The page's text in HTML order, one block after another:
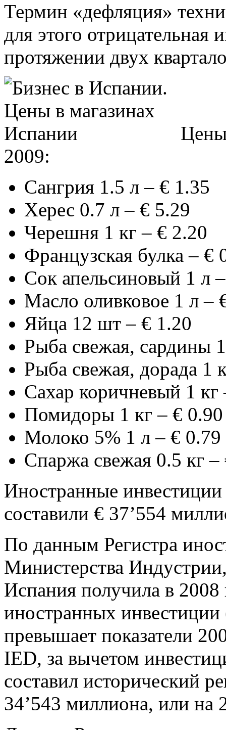
Термин «дефляция»
для этого
протяжении двух
2009:
Сангрия 1.5 л – € 1.35
Херес 0.7 л – € 5.29
Черешня 1 кг – € 2.20
Французская булка – €
Сок апельсиновый 1 л
Масло оливковое 1 л –
Яйца 12 шт – € 1.20
Рыба свежая, сардины
Рыба свежая, дорада 1
Сахар коричневый 1 кг
Помидоры 1 кг – € 0.90
Молоко 5% 1 л – € 0.79
Спаржа свежая 0.5 кг –
Иностранные
составили € 37’554
По данным Регистра
Министерства
Испания получила в
иностранных
превышает показатели
IED, за вычетом
составил исторический
34’543 миллиона, или на